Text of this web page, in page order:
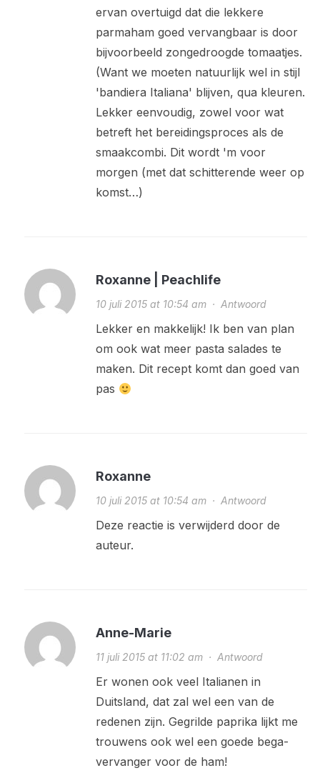
ervan overtuigd dat die lekkere
parmaham goed vervangbaar is door
bijvoorbeeld zongedroogde tomaatjes.
(Want we moeten natuurlijk wel in stijl
'bandiera Italiana' blijven, qua kleuren.
Lekker eenvoudig, zowel voor wat
betreft het bereidingsproces als de
smaakcombi. Dit wordt 'm voor
morgen (met dat schitterende weer op
komst…)
Roxanne | Peachlife
10 juli 2015 at 10:54 am· Antwoord
Lekker en makkelijk! Ik ben van plan
om ook wat meer pasta salades te
maken. Dit recept komt dan goed van
pas
Roxanne
10 juli 2015 at 10:54 am· Antwoord
Deze reactie is verwijderd door de
auteur.
Anne-Marie
11 juli 2015 at 11:02 am· Antwoord
Er wonen ook veel Italianen in
Duitsland, dat zal wel een van de
redenen zijn. Gegrilde paprika lijkt me
trouwens ook wel een goede bega-
vervanger voor de ham!